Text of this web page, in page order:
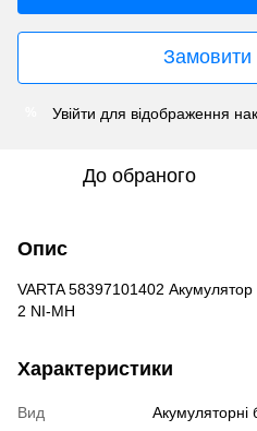
Увійти для відображення
До обраного
Опис
VARTA 58397101402
2 NI-MH
Характеристики
Вид Акумуляторні